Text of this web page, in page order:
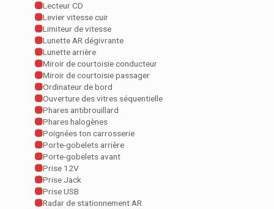
Lecteur CD
Levier vitesse cuir
Limiteur de vitesse
Lunette AR dégivrante
Lunette arrière
Miroir de courtoisie conducteur
Miroir de courtoisie passager
Ordinateur de bord
Ouverture des vitres séquentielle
Phares antibrouillard
Phares halogènes
Poignées ton carrosserie
Porte-gobelets arrière
Porte-gobelets avant
Prise 12V
Prise Jack
Prise USB
Radar de stationnement AR